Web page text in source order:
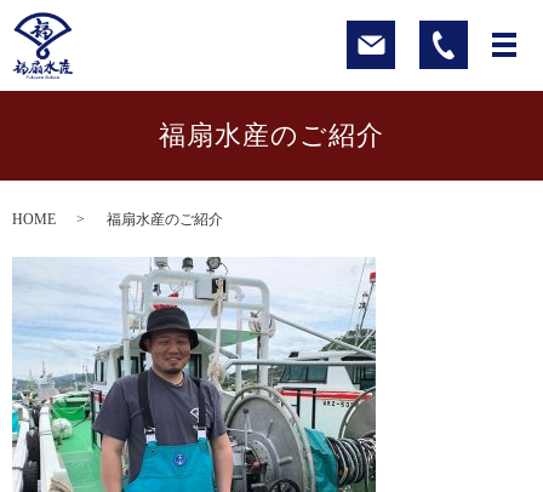
福扇水産のご紹介
HOME 福扇水産のご紹介